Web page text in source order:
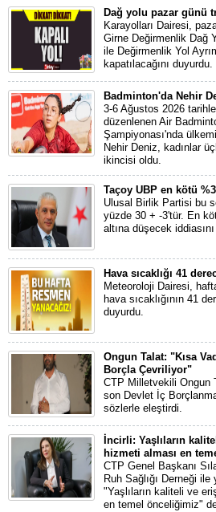
Dağ yolu pazar günü
Karayolları Dairesi,
Girne Değirmenlik Dağ
ile Değirmenlik Yol
kapatılacağını duyurdu.
Badminton'da Nehir
3-6 Ağustos 2026
düzenlenen Air
Şampiyonası'nda
Nehir Deniz, kadınlar
ikincisi oldu.
Taçoy UBP en kötü
Ulusal Birlik Partisi bu
yüzde 30 + -3'tür. En
altına düşecek
Hava sıcaklığı 41
Meteoroloji Dairesi,
hava sıcaklığının 41
duyurdu.
Ongun Talat: "Kısa
Borçla Çevriliyor"
CTP Milletvekili Ongun
son Devlet İç
sözlerle eleştirdi.
İncirli: Yaşlıların
hizmeti alması en
CTP Genel Başkanı
Ruh Sağlığı Derneği ile
"Yaşlıların kaliteli ve
en temel önceliğimiz"